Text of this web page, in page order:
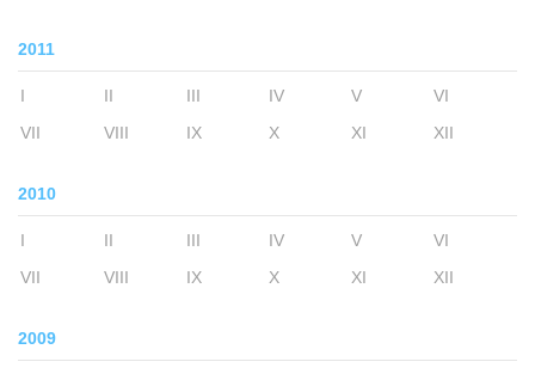
2011
I II III IV V
VI
VII
VIII IX X XI XII
2010
I II III IV V
VI
VII
VIII IX X XI XII
2009